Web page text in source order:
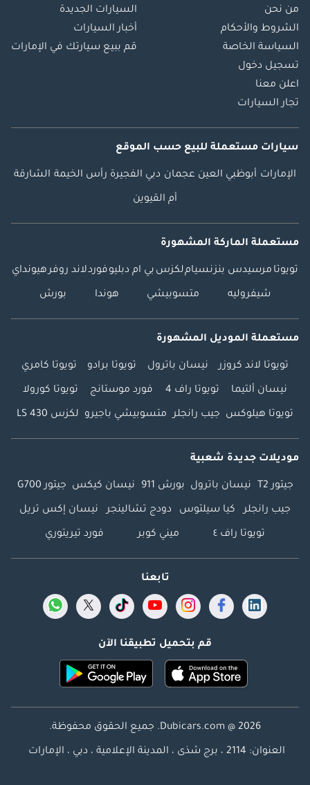
من نحن
الشروط والأحكام
السياسة الخاصة
تسجيل دخول
اعلن معنا
تجار السيارات
السيارات الجديدة
أخبار السيارات
قم ببيع سيارتك في الإمارات
سيارات مستعملة للبيع حسب الموقع
الإمارات أبوظبي العين عجمان دبي الفجيرة رأس الخيمة الشارقة
أم القيوين
مستعملة الماركة المشهورة
تويوتا مرسيدس بنزنسياملكزس بي ام دبليوفوردلاند روفرهيونداي
شيفروليه متسوبيشي هوندا بورش
مستعملة الموديل المشهورة
تويوتا لاند كروزر نيسان باترول تويوتا برادو تويوتا كامري
نيسان ألتيما تويوتا راف 4 فورد موستانج تويوتا كورولا
تويوتا هيلوكس جيب رانجلر متسوبيشي باجيرو لكزس LS 430
موديلات جديدة شعبية
جيتور T2 نيسان باترول بورش 911 نيسان كيكس جيتور G700
جيب رانجلر كيا سيلتوس دودج تشالينجر نيسان إكس تريل
تويوتا راف ٤ ميني كوبر فورد تيريتوري
تابعنا
قم بتحميل تطبيقنا الآن
Dubicars.com @ 2026. جميع الحقوق محفوظة.
العنوان: 2114 ، برج شذى ، المدينة الإعلامية ، دبي ، الإمارات